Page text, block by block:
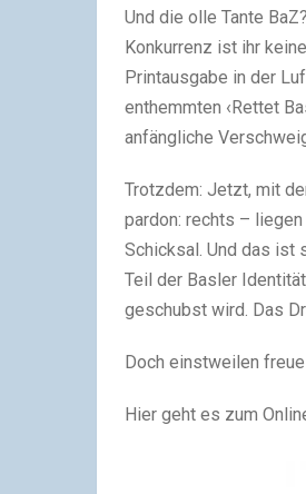
Und die olle Tante
Konkurrenz ist ihr
Printausgabe in der
enthemmten ‹Rettet
anfängliche
Trotzdem: Jetzt, mit
pardon: rechts –
Schicksal. Und das ist
Teil der Basler
geschubst wird. Das
Doch einstweilen
Hier geht es zum